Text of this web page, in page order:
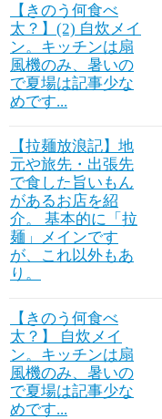
【きのう何食べ
太？】(2) 自炊メイ
ン。キッチンは扇
風機のみ、暑いの
で夏場は記事少な
めです...
【拉麺放浪記】地
元や旅先・出張先
で食した旨いもん
があるお店を紹
介。 基本的に「拉
麺」メインです
が、これ以外もあ
り。
【きのう何食べ
太？】 自炊メイ
ン。キッチンは扇
風機のみ、暑いの
で夏場は記事少な
めです...